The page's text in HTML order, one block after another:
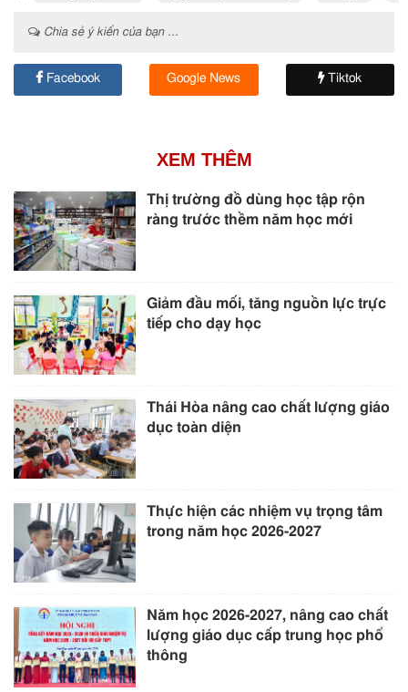
Chia sẻ ý kiến của bạn ...
Facebook Google News Tiktok
XEM THÊM
Thị trường đồ dùng học tập rộn
ràng trước thềm năm học mới
Giảm đầu mối, tăng nguồn lực trực
tiếp cho dạy học
Thái Hòa nâng cao chất lượng giáo
dục toàn diện
Thực hiện các nhiệm vụ trọng tâm
trong năm học 2026-2027
Năm học 2026-2027, nâng cao chất
lượng giáo dục cấp trung học phổ
thông